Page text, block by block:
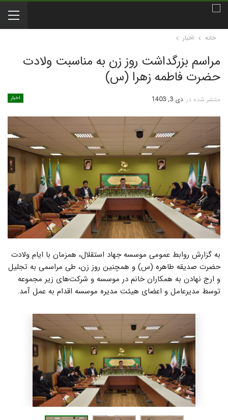
خانه اخبار
مراسم بزرگداشت روز زن به مناسبت ولادت
حضرت فاطمه زهرا (س)
اخبار منتشر شده در دی 3, 1403
به گزارش روابط عمومی موسسه جهاد استقلال، همزمان با ایام ولادت
حضرت صدیقه طاهره (س) و همچنین روز زن، طی مراسمی به تجلیل
و ارج نهادن به همکاران خانم در موسسه و شرکت‌های زیر مجموعه
توسط مدیرعامل و اعضای هیئت مدیره موسسه اقدام به عمل آمد.